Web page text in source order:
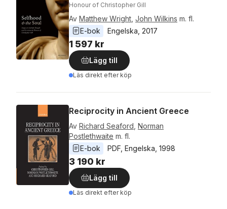
Honour of Christopher Gill
Av Matthew Wright John Wilkins m. fl.
E-bok
Engelska 2017
1 597 kr
Lägg till
Läs direkt efter köp
Reciprocity in Ancient Greece
Av Richard Seaford Norman
Postlethwaite m. fl.
E-bok
PDF Engelska 1998
3 190 kr
Lägg till
Läs direkt efter köp